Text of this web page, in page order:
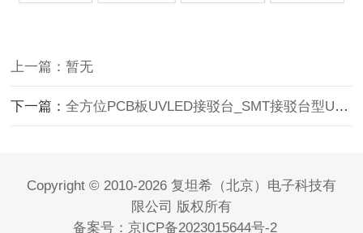
上一篇：暂无
下一篇：全方位PCB板UVLED接驳台_SMT接驳台型UV固化机
Copyright © 2010-2026 复坦希（北京）电子科技有
限公司 版权所有
备案号： 京ICP备2023015644号-2